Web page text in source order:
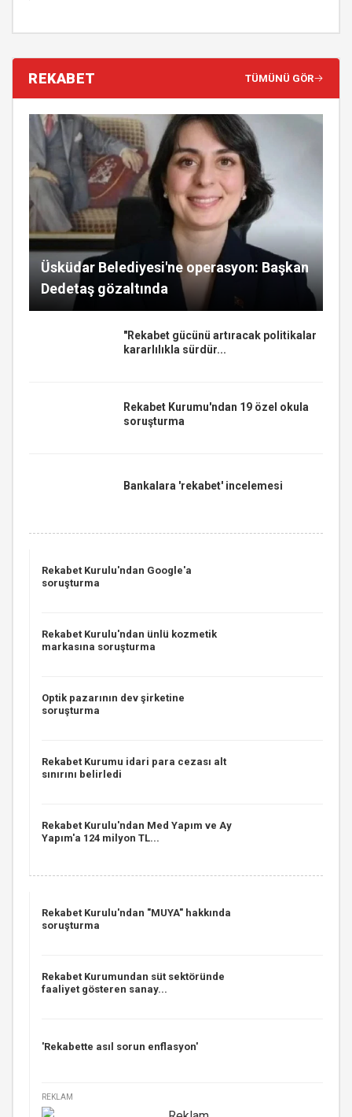
REKABET TÜMÜNÜ GÖR
Üsküdar Belediyesi'ne operasyon: Başkan
Dedetaş gözaltında
"Rekabet gücünü artıracak politikalar
kararlılıkla sürdür...
Rekabet Kurumu'ndan 19 özel okula
soruşturma
Bankalara 'rekabet' incelemesi
Rekabet Kurulu'ndan Google'a
soruşturma
Rekabet Kurulu'ndan ünlü kozmetik
markasına soruşturma
Optik pazarının dev şirketine
soruşturma
Rekabet Kurumu idari para cezası alt
sınırını belirledi
Rekabet Kurulu'ndan Med Yapım ve Ay
Yapım'a 124 milyon TL...
Rekabet Kurulu'ndan "MUYA" hakkında
soruşturma
Rekabet Kurumundan süt sektöründe
faaliyet gösteren sanay...
'Rekabette asıl sorun enflasyon'
REKLAM